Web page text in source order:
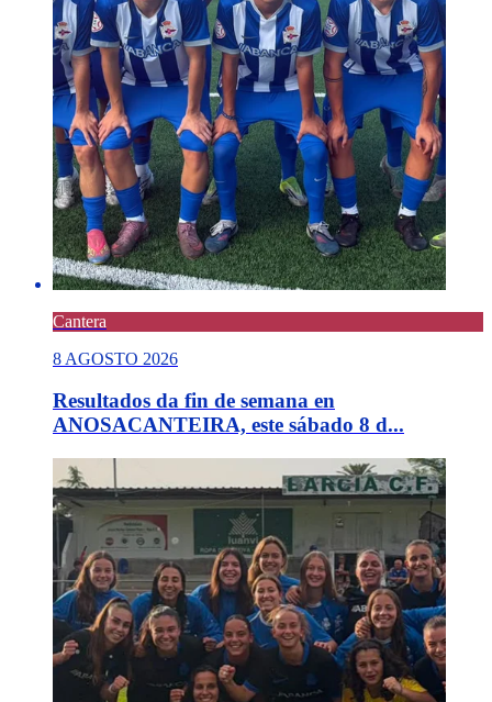
Cantera
8 AGOSTO 2026
Resultados da fin de semana en
ANOSACANTEIRA, este sábado 8 d...